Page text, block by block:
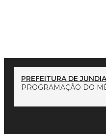
PREFEITURA DE
PROGRAMAÇÃO DO